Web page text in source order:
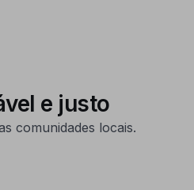
e justo
comunidades locais.